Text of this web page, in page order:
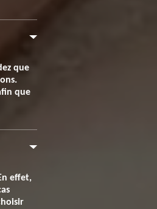
que
que
effet,